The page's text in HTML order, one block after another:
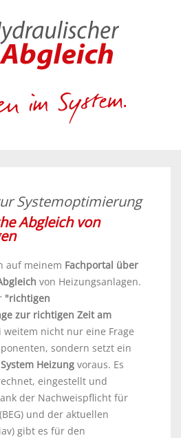
Systemoptimierung
Abgleich von
auf meinem Fachportal über
von Heizungsanlagen.
"richtigen
zur richtigen Zeit am
weitem nicht nur eine Frage
sondern setzt ein
System Heizung voraus. Es
eingestellt und
der Nachweispflicht für
und der aktuellen
gibt es für den